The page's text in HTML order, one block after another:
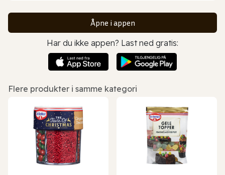
Åpne i appen
Har du ikke appen? Last ned gratis:
Flere produkter i samme kategori